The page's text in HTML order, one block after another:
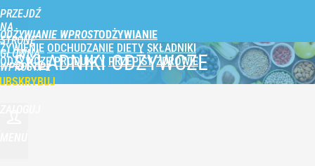
PRZEJDŹ
NA
STRONĘ
GŁÓWNĄ
WPROST.PL
ODŻYWIANIE WPROST
ŻYWIENIE ODCHUDZANIE DIETY SKŁADNIKI
ODŻYWCZE PRODUKTY PRZEPISY ZDROWIE
SKŁADNIKI ODŻYWCZE